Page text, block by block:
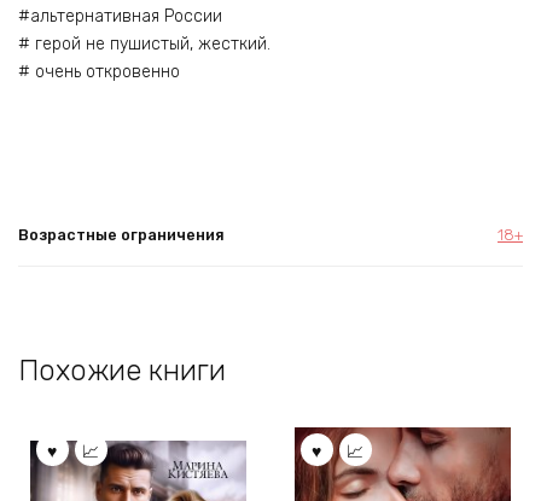
#альтернативная России
# герой не пушистый, жесткий.
# очень откровенно
Возрастные ограничения 18+
Похожие книги